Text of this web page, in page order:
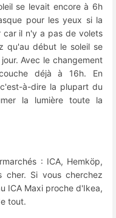
se levait encore à 6h
pour les yeux si la
car il n'y a pas de volets
qu'au début le soleil se
Avec le changement
déjà à 16h. En
à-dire la plupart du
la lumière toute la
: ICA, Hemköp,
cher. Si vous cherchez
ICA Maxi proche d'Ikea,
tout.